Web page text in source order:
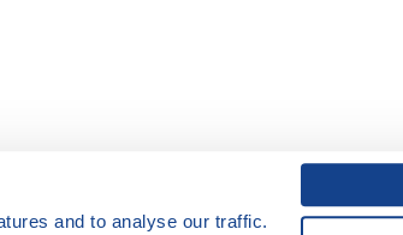
and to analyse our traffic.